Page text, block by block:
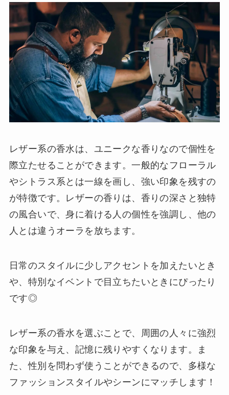
レザー系の香水は、ユニークな香りなので個性を
際立たせることができます。一般的なフローラル
やシトラス系とは一線を画し、強い印象を残すの
が特徴です。レザーの香りは、香りの深さと独特
の風合いで、身に着ける人の個性を強調し、他の
人とは違うオーラを放ちます。
日常のスタイルに少しアクセントを加えたいとき
や、特別なイベントで目立ちたいときにぴったり
です◎
レザー系の香水を選ぶことで、周囲の人々に強烈
な印象を与え、記憶に残りやすくなります。ま
た、性別を問わず使うことができるので、多様な
ファッションスタイルやシーンにマッチします！